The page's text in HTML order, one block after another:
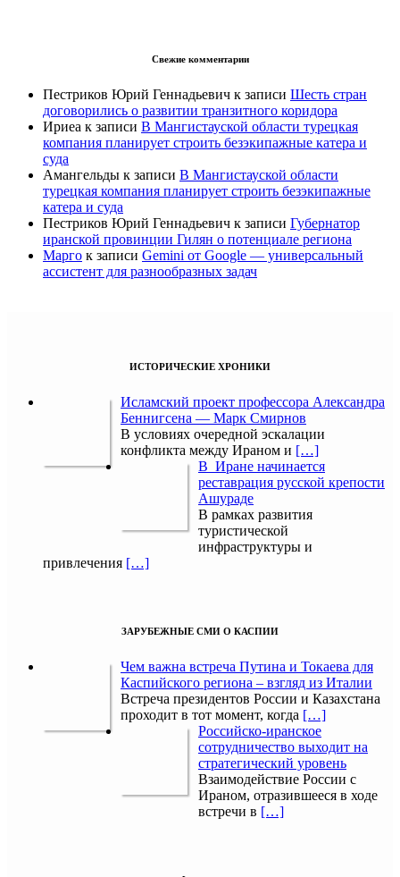
Свежие комментарии
Пестриков Юрий Геннадьевич к записи Шесть стран
договорились о развитии транзитного коридора
Ириеа к записи В Мангистауской области турецкая
компания планирует строить безэкипажные катера и
суда
Амангельды к записи В Мангистауской области
турецкая компания планирует строить безэкипажные
катера и суда
Пестриков Юрий Геннадьевич к записи Губернатор
иранской провинции Гилян о потенциале региона
Марго к записи Gemini от Google — универсальный
ассистент для разнообразных задач
ИСТОРИЧЕСКИЕ ХРОНИКИ
Исламский проект профессора Александра
Беннигсена — Марк Смирнов
В условиях очередной эскалации
конфликта между Ираном и […]
В Иране начинается
реставрация русской крепости
Ашураде
В рамках развития
туристической
инфраструктуры и
привлечения […]
ЗАРУБЕЖНЫЕ СМИ О КАСПИИ
Чем важна встреча Путина и Токаева для
Каспийского региона – взгляд из Италии
Встреча президентов России и Казахстана
проходит в тот момент, когда […]
Российско-иранское
сотрудничество выходит на
стратегический уровень
Взаимодействие России с
Ираном, отразившееся в ходе
встречи в […]